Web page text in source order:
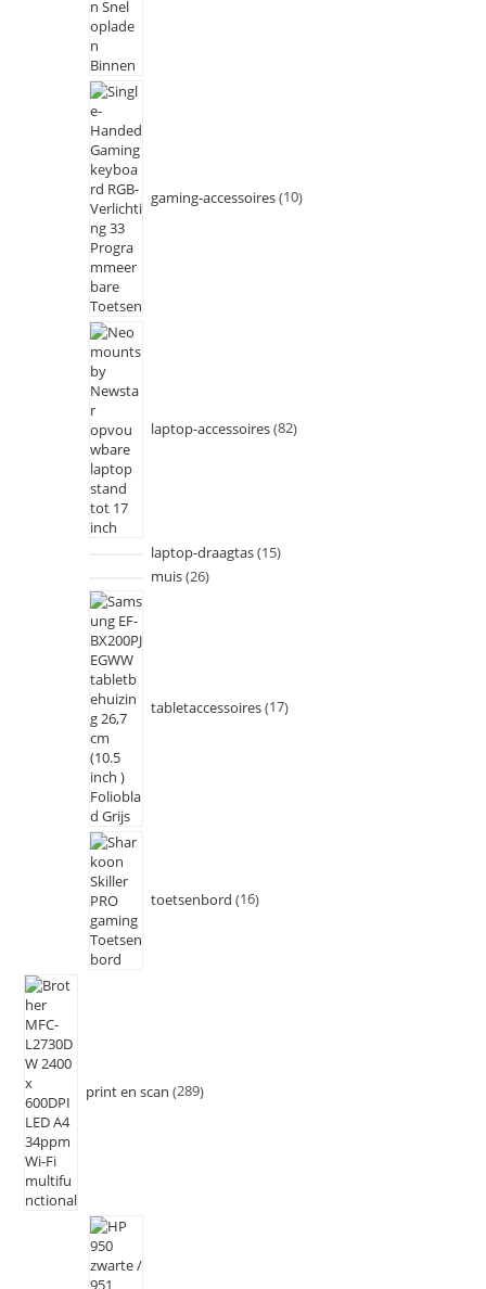
gaming-accessoires 10
laptop-accessoires 82
laptop-draagtas 15
muis 26
tabletaccessoires 17
toetsenbord 16
print en scan 289